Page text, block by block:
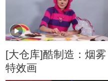
[大仓库]酷制造：烟雾
特效画